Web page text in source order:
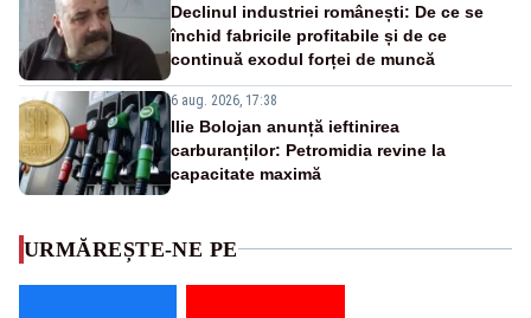
Declinul industriei românești: De ce se
închid fabricile profitabile și de ce
continuă exodul forței de muncă
6 aug. 2026, 17:38
Ilie Bolojan anunță ieftinirea
carburanților: Petromidia revine la
capacitate maximă
URMĂREȘTE-NE PE